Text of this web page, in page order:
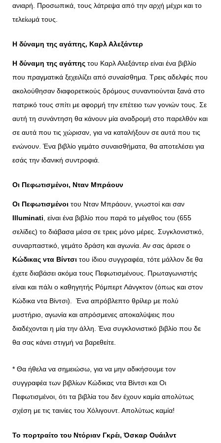
ανιαρή. Προσωπικά, τους λάτρεψα από την αρχή μέχρι και το
τελείωμά τους.
Η δύναμη της αγάπης, Καρλ Αλεξάντερ
Η δύναμη της αγάπης του Καρλ Αλεξάντερ είναι ένα βιβλίο
που πραγματικά ξεχειλίζει από συναίσθημα. Τρεις αδελφές που
ακολούθησαν διαφορετικούς δρόμους συναντιούνται ξανά στο
πατρικό τους σπίτι με αφορμή την επέτειο των γονιών τους. Σε
αυτή τη συνάντηση θα κάνουν μία αναδρομή στο παρελθόν και
σε αυτά που τις χώρισαν, για να καταλήξουν σε αυτά που τις
ενώνουν. Ένα βιβλίο γεμάτο συναισθήματα, θα αποτελέσει για
εσάς την ιδανική συντροφιά.
Οι Πεφωτισμένοι, Νταν Μπράουν
Οι Πεφωτισμένοι του Νταν Μπράουν, γνωστοί και σαν
Illuminati , είναι ένα βιβλίο που παρά το μέγεθος του (655
σελίδες) το διάβασα μέσα σε τρεις μόνο μέρες. Συγκλονιστικό,
συναρπαστικό, γεμάτο δράση και αγωνία. Αν σας άρεσε ο
Κώδικας ντα Βίντσι του ίδιου συγγραφέα, τότε μάλλον δε θα
έχετε διαβάσει ακόμα τους Πεφωτισμένους. Πρωταγωνιστής
είναι και πάλι ο καθηγητής Ρόμπερτ Λάνγκτον (όπως και στον
Κώδικα ντα Βίντσι). Ένα απρόβλεπτο θρίλερ με πολύ
μυστήριο, αγωνία και απρόσμενες αποκαλύψεις που
διαδέχονται η μία την άλλη. Ένα συγκλονιστικό βιβλίο που δε
θα σας κάνει στιγμή να βαρεθείτε.
* Θα ήθελα να σημειώσω, για να μην αδικήσουμε τον
συγγραφέα των βιβλίων Κώδικας ντα Βίντσι και Οι
Πεφωτισμένοι, ότι τα βιβλία του δεν έχουν καμία απολύτως
σχέση με τις ταινίες του Χόλιγουντ. Απολύτως καμία!
Το πορτραίτο του Ντόριαν Γκρέι, Όσκαρ Ουάιλντ